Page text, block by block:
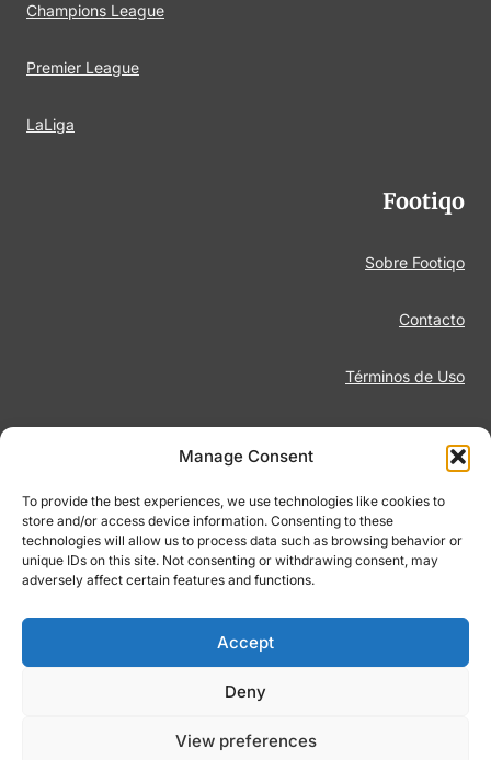
Manage Consent
To provide the best experiences, we use technologies like cookies to
store and/or access device information. Consenting to these
technologies will allow us to process data such as browsing behavior or
unique IDs on this site. Not consenting or withdrawing consent, may
adversely affect certain features and functions.
Accept
Deny
View preferences
Champions League
Premier League
LaLiga
Footiqo
Sobre Footiqo
Contacto
Términos de Uso
Aviso Legal
Juego Responsable
© 2026 Footiqo.com